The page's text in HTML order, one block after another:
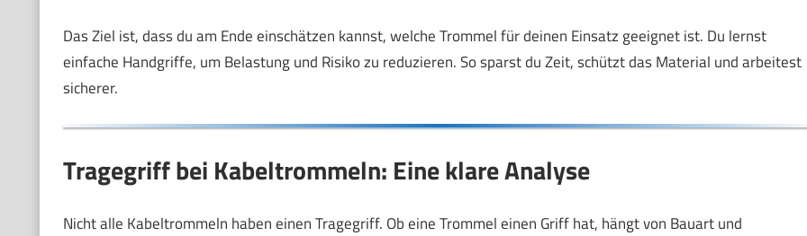
Das Ziel ist, dass du am Ende einschätzen kannst, welche Trommel für deinen Einsatz geeignet ist. Du lernst
einfache Handgriffe, um Belastung und Risiko zu reduzieren. So sparst du Zeit, schützt das Material und arbeitest
sicherer.
Tragegriff bei Kabeltrommeln: Eine klare Analyse
Nicht alle Kabeltrommeln haben einen Tragegriff. Ob eine Trommel einen Griff hat, hängt von Bauart und